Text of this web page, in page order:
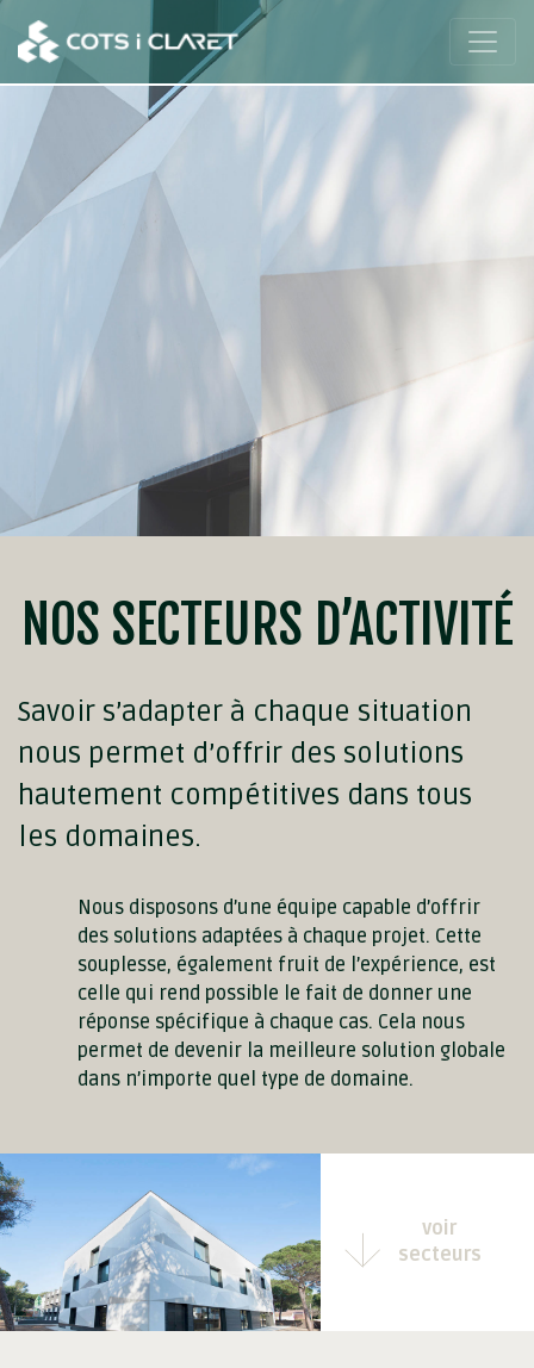
NOS SECTEURS D’ACTIVITÉ
Savoir s’adapter à chaque situation
nous permet d’offrir des solutions
hautement compétitives dans tous
les domaines.
Nous disposons d’une équipe capable d’offrir
des solutions adaptées à chaque projet. Cette
souplesse, également fruit de l’expérience, est
celle qui rend possible le fait de donner une
réponse spécifique à chaque cas. Cela nous
permet de devenir la meilleure solution globale
dans n’importe quel type de domaine.
voir
secteurs